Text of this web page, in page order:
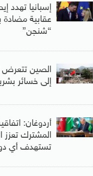
إسبانيا تهدد
عقابية
“شنجن”
الصين تتعرض
إلى خسائر
أردوغان:
المشترك تعزز
تستهدف أي